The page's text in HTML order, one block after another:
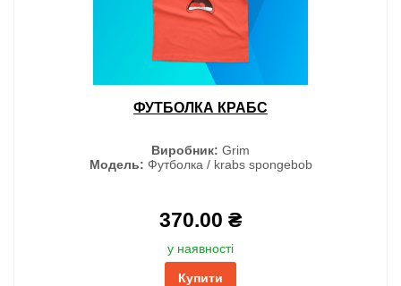
ФУТБОЛКА КРАБС
Виробник: Grim
Модель: Футболка / krabs spongebob
370.00 ₴
у наявності
Купити